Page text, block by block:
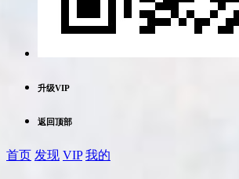
升级VIP
返回顶部
首页 发现 VIP 我的